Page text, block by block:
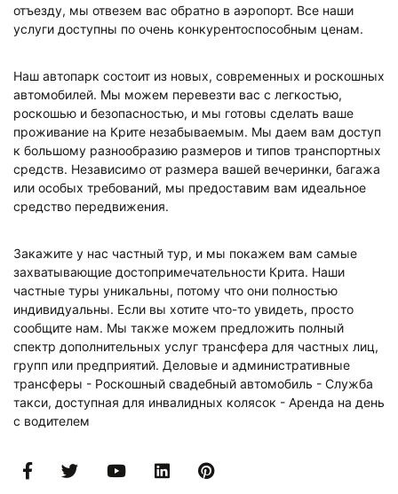
отъезду, мы отвезем вас обратно в аэропорт. Все наши
услуги доступны по очень конкурентоспособным ценам.
Наш автопарк состоит из новых, современных и роскошных
автомобилей. Мы можем перевезти вас с легкостью,
роскошью и безопасностью, и мы готовы сделать ваше
проживание на Крите незабываемым. Мы даем вам доступ
к большому разнообразию размеров и типов транспортных
средств. Независимо от размера вашей вечеринки, багажа
или особых требований, мы предоставим вам идеальное
средство передвижения.
Закажите у нас частный тур, и мы покажем вам самые
захватывающие достопримечательности Крита. Наши
частные туры уникальны, потому что они полностью
индивидуальны. Если вы хотите что-то увидеть, просто
сообщите нам. Мы также можем предложить полный
спектр дополнительных услуг трансфера для частных лиц,
групп или предприятий. Деловые и административные
трансферы - Роскошный свадебный автомобиль - Служба
такси, доступная для инвалидных колясок - Аренда на день
с водителем
facebooktwitteryoutubelinkedinpinterest